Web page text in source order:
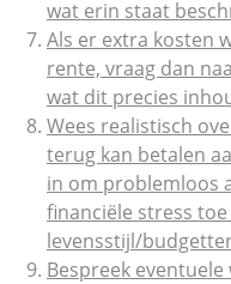
wat erin staat
Als er extra kosten
rente, vraag dan
wat dit precies
Wees realistisch
terug kan betalen
in om problemloos
financiële stress
levensstijl/
Bespreek